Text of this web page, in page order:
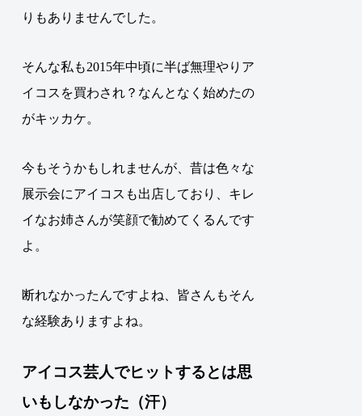
りもありませんでした。
そんな私も2015年中頃に半ば無理やりア
イコスを買わされ？なんとなく始めたの
がキッカケ。
今もそうかもしれませんが、昔は色々な
展示会にアイコスも出店しており、キレ
イなお姉さんが笑顔で勧めてくるんです
よ。
断れなかったんですよね、皆さんもそん
な経験ありますよね。
アイコス芸人でヒットするとは思
いもしなかった（汗）